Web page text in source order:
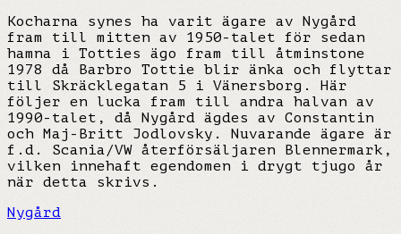
Kocharna synes ha varit ägare av Nygård
fram till mitten av 1950-talet för sedan
hamna i Totties ägo fram till åtminstone
1978 då Barbro Tottie blir änka och flyttar
till Skräcklegatan 5 i Vänersborg. Här
följer en lucka fram till andra halvan av
1990-talet, då Nygård ägdes av Constantin
och Maj-Britt Jodlovsky. Nuvarande ägare är
f.d. Scania/VW återförsäljaren Blennermark,
vilken innehaft egendomen i drygt tjugo år
när detta skrivs.
Nygård